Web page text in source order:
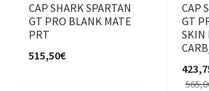
CAP SHARK SPARTAN
GT PRO BLANK MATE
PRT
515,50€
CAP
GT
SKIN